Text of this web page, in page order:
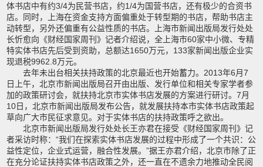
体书店中有约3/4为民营书店，约1/4为国营书店，还有极少的合资书
店。同时，上海在资金支持方面偏重处于转型期的书店，帮助书店主
动转型，另外还偏重有公益性质的书店。上海市新闻出版局发行处处
长忻愈向《财经国家周刊》记者介绍说，全上海市60家中小微、专精
特实体书店先后受到资助，总额达1650万元，133家新闻出版企业实
现退税9962.8万元。
去年未出台相关扶持政策的北京最近也开始蓄力。2013年6月7
日上午，北京市新闻出版局召开由出版、发行单位和相关专家学者参
加的政策研讨会，就扶持北京市实体书店发展的方案进行研讨。7月
10日，北京市新闻出版局发布公告，就发展扶持本市实体书店政策起
草向广大市民征求意见。对于实体书店的扶持政策呼之欲出。
北京市新闻出版局发行处处长王亦君在接受《财经国家周刊》记
者采访时称：“我们在探索实体书店发展的过程中形成了一个共识：公
益性定位，企业式运营，融合性发展。”据王亦君介绍，北京市除了正
在充分论证扶持实体书店政策之外，还一直在不遗余力地推动全民阅